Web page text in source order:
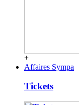
+
Affaires Sympa
Tickets